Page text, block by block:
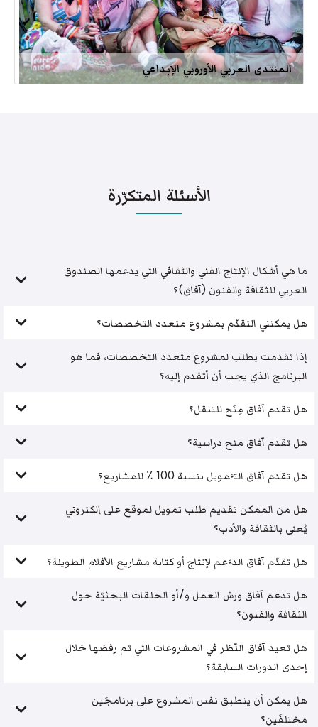
المنتدى العربي الأوروبي الإبداعي
الأسئلة المتكرّرة
ما هي أشكال الإنتاج الفني والثقافي التي يدعمها الصندوق
العربي للثقافة والفنون (آفاق)؟
هل يمكنني التقدّم بمشروع متعدد التخصصات؟
إذا تقدمت بطلب لمشروع متعدد التخصصات، فما هو
البرنامج الذي يجب أن أتقدم إليه؟
هل تقدم آفاق مِنَح للتنقل؟
هل تقدم آفاق منح دراسية؟
هل تقدم آفاق التَّمويل بنسبة 100 ٪ للمشاريع؟
هل من الممكن تقديم طلب تمويل لموقع على إلكتروني
يُعنى بالثقافة والأدب؟
هل تقدّم آفاق الدَّعم لإنتاج أو كتابة مشاريع الأفلام الطويلة؟
هل تدعم آفاق ورش العمل و/أو الحلقات البحثيّة حول
الثقافة والفنون؟
هل تعيد آفاق النّظر في المشروعات التي تم رفضها خلال
إحدى الدورات السابقة؟
هل يمكن أن ينطبق نفس المشروع على برنامجَين
مختلفَين؟